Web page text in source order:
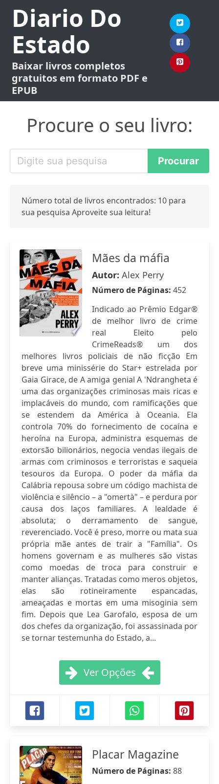
Diario Do
Estado
Baixar livros completos
gratuitos em formato PDF e
EPUB
Procure o seu livro:
Número total de livros encontrados: 10 para
sua pesquisa Aproveite sua leitura!
Mães da máfia
Autor: Alex Perry
Número de Páginas: 452
Indicado ao Prêmio Edgar®
de melhor livro de crime
real Eleito pelo
CrimeReads® um dos
melhores livros policiais de não ficção Em
breve uma minissérie do Star+ estrelada por
Gaia Girace, de A amiga genial A 'Ndrangheta é
uma das organizações criminosas mais ricas e
implacáveis do mundo, com ramificações que
se estendem da América à Oceania. Ela
controla 70% do fornecimento de cocaína e
heroína na Europa, administra esquemas de
extorsão bilionários, negocia vendas ilegais de
armas com criminosos e terroristas e saqueia
tesouros da Europa. O poder da máfia da
Calábria repousa sobre um código machista de
violência e silêncio – a "omertà" – e perdura por
causa dos laços familiares. A lealdade é
absoluta; o derramamento de sangue,
reverenciado. Você é preso, morre ou mata sua
própria mãe antes de trair a "Família". Os
homens governam e as mulheres são vistas
como moedas de troca para construir e
manter alianças. Tratadas como meros objetos,
elas são rotineiramente espancadas,
ameaçadas e mortas em uma misoginia sem
fim. Depois que Lea Garofalo, esposa de um
dos chefes da organização, foi assassinada por
se tornar testemunha do Estado, a...
Ver Opções
Placar Magazine
Número de Páginas: 88